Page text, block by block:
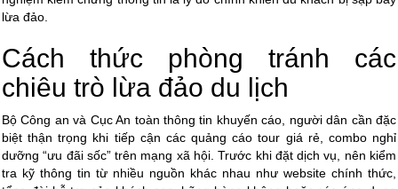
lừa đảo.
Cách thức phòng tránh các
chiêu trò lừa đảo du lịch
Bộ Công an và Cục An toàn thông tin khuyến cáo, người dân cần đặc
biệt thận trọng khi tiếp cận các quảng cáo tour giá rẻ, combo nghỉ
dưỡng “ưu đãi sốc” trên mạng xã hội. Trước khi đặt dịch vụ, nên kiểm
tra kỹ thông tin từ nhiều nguồn khác nhau như website chính thức,